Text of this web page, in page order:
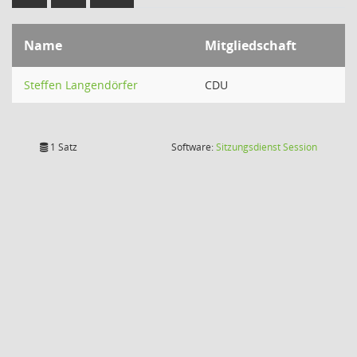
Name Mitgliedschaft
Steffen Langendörfer CDU
1 Satz Software:SitzungsdienstSession(Wird in